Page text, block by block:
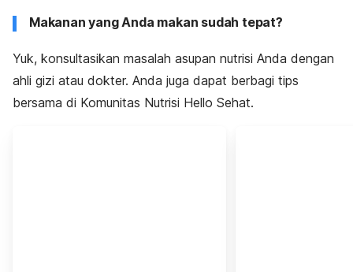
Makanan yang Anda makan sudah tepat?
Yuk, konsultasikan masalah asupan nutrisi Anda dengan
ahli gizi atau dokter. Anda juga dapat berbagi tips
bersama di Komunitas Nutrisi Hello Sehat.